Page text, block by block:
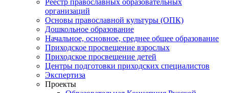
Реестр православных образовательных
организаций
Основы православной культуры (ОПК)
Дошкольное образование
Начальное, основное, среднее общее образование
Приходское просвещение взрослых
Приходское просвещение детей
Центры подготовки приходских специалистов
Экспертиза
Проекты